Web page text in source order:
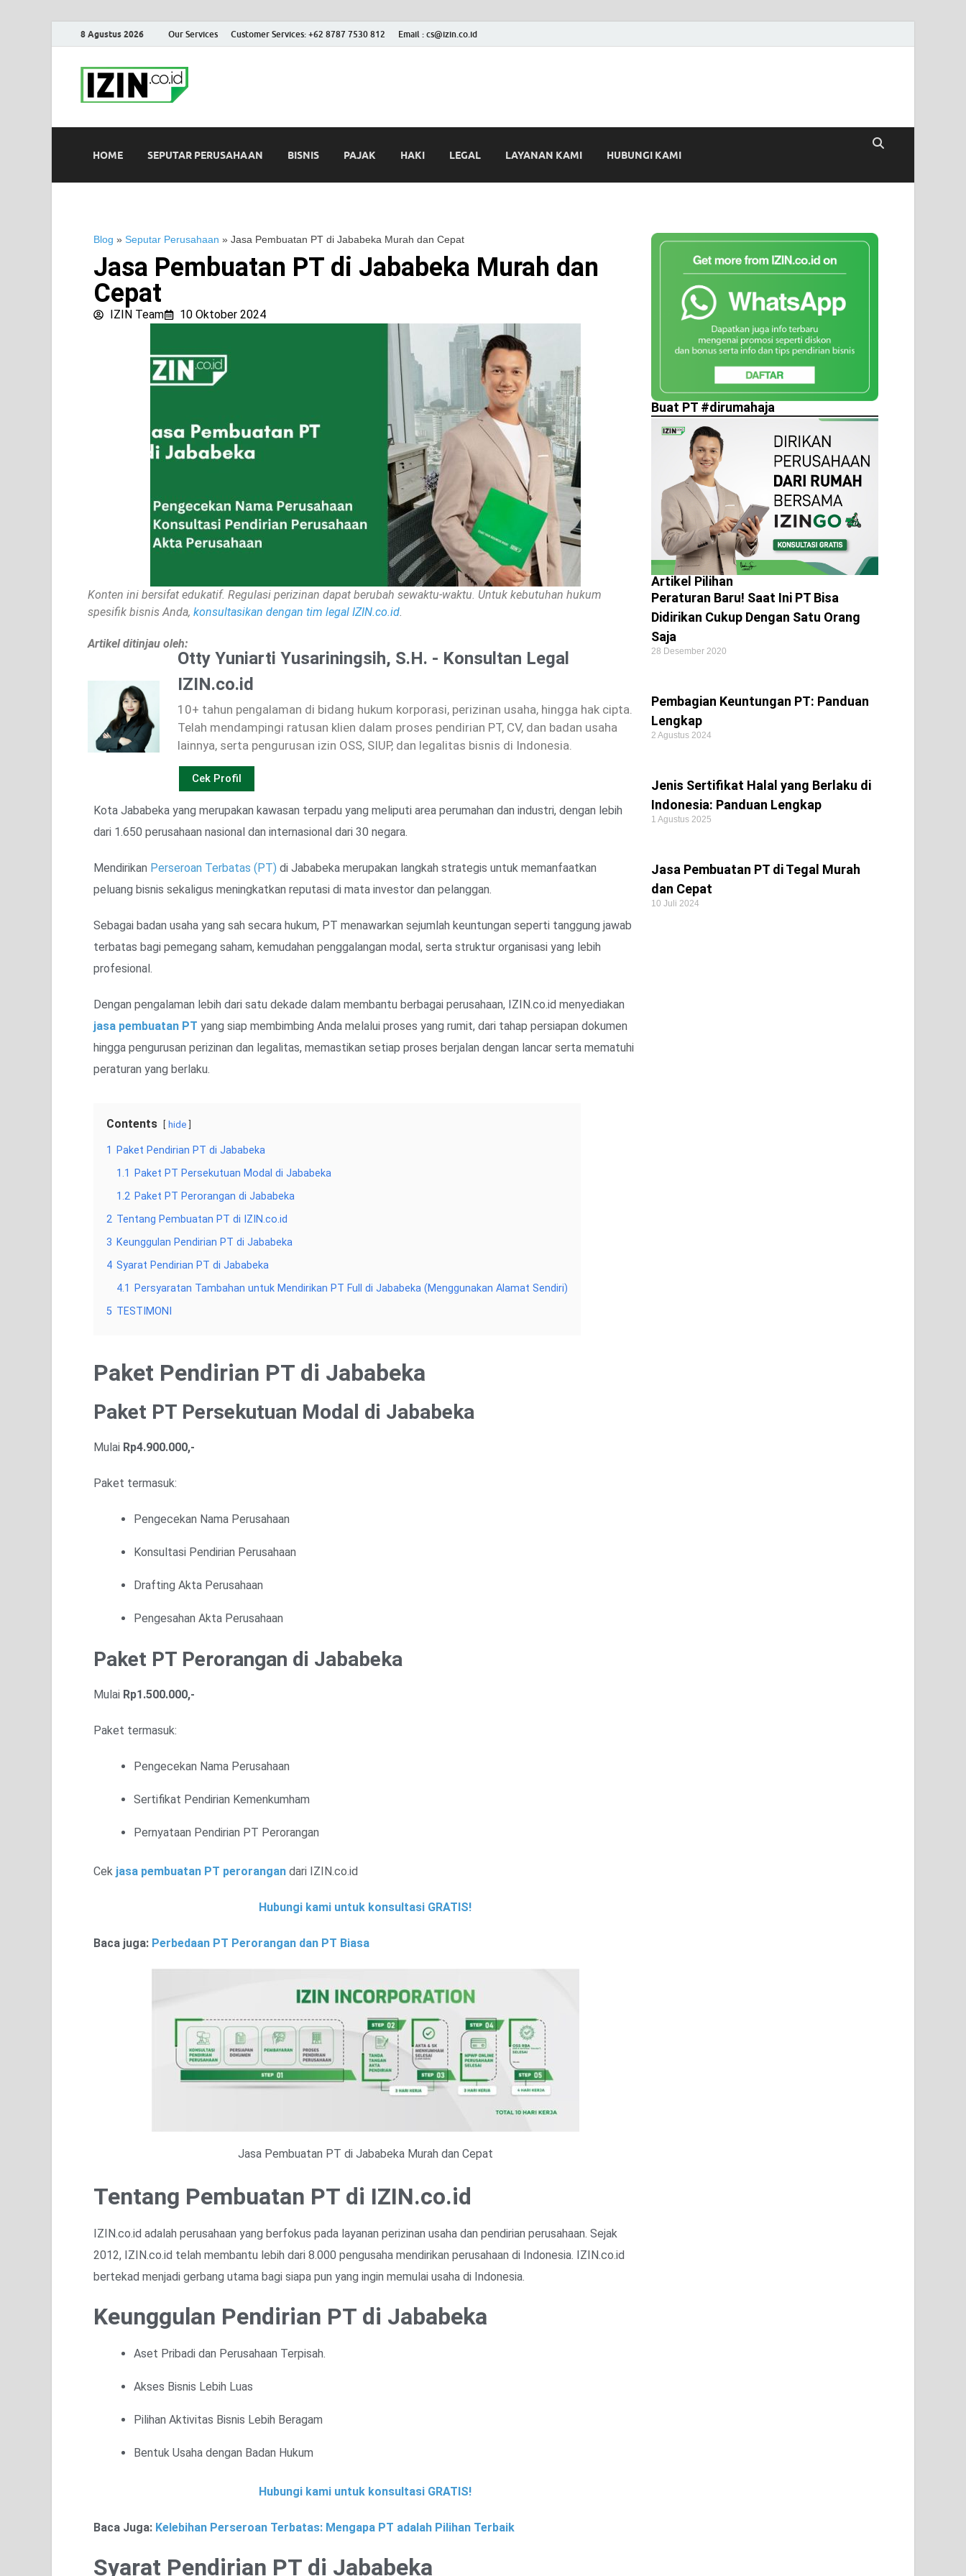
8 Agustus 2026 Our Services Customer Services: +62 8787 7530 812 Email : cs@izin.co.id
HOME SEPUTAR PERUSAHAAN BISNIS PAJAK HAKI LEGAL LAYANAN KAMI HUBUNGI KAMI
Blog » Seputar Perusahaan » Jasa Pembuatan PT di Jababeka Murah dan Cepat
Jasa Pembuatan PT di Jababeka Murah dan
Cepat
IZIN Team 10 Oktober 2024
Konten ini bersifat edukatif. Regulasi perizinan dapat berubah sewaktu-waktu. Untuk kebutuhan hukum
spesifik bisnis Anda, konsultasikan dengan tim legal IZIN.co.id.
Artikel ditinjau oleh:
Otty Yuniarti Yusariningsih, S.H. - Konsultan Legal
IZIN.co.id
10+ tahun pengalaman di bidang hukum korporasi, perizinan usaha, hingga hak cipta.
Telah mendampingi ratusan klien dalam proses pendirian PT, CV, dan badan usaha
lainnya, serta pengurusan izin OSS, SIUP, dan legalitas bisnis di Indonesia.
Cek Profil
Kota Jababeka yang merupakan kawasan terpadu yang meliputi area perumahan dan industri, dengan lebih
dari 1.650 perusahaan nasional dan internasional dari 30 negara.
Mendirikan Perseroan Terbatas (PT) di Jababeka merupakan langkah strategis untuk memanfaatkan
peluang bisnis sekaligus meningkatkan reputasi di mata investor dan pelanggan.
Sebagai badan usaha yang sah secara hukum, PT menawarkan sejumlah keuntungan seperti tanggung jawab
terbatas bagi pemegang saham, kemudahan penggalangan modal, serta struktur organisasi yang lebih
profesional.
Dengan pengalaman lebih dari satu dekade dalam membantu berbagai perusahaan, IZIN.co.id menyediakan
jasa pembuatan PT yang siap membimbing Anda melalui proses yang rumit, dari tahap persiapan dokumen
hingga pengurusan perizinan dan legalitas, memastikan setiap proses berjalan dengan lancar serta mematuhi
peraturan yang berlaku.
Contents hide
1
Paket Pendirian PT di Jababeka
1.1
Paket PT Persekutuan Modal di Jababeka
1.2 Paket PT Perorangan di Jababeka
2 Tentang Pembuatan PT di IZIN.co.id
3 Keunggulan Pendirian PT di Jababeka
4 Syarat Pendirian PT di Jababeka
4.1
Persyaratan Tambahan untuk Mendirikan PT Full di Jababeka (Menggunakan Alamat Sendiri)
5 TESTIMONI
Paket Pendirian PT di Jababeka
Paket PT Persekutuan Modal di Jababeka
Mulai Rp4.900.000,-
Paket termasuk:
Pengecekan Nama Perusahaan
Konsultasi Pendirian Perusahaan
Drafting Akta Perusahaan
Pengesahan Akta Perusahaan
Paket PT Perorangan di Jababeka
Mulai Rp1.500.000,-
Paket termasuk:
Pengecekan Nama Perusahaan
Sertifikat Pendirian Kemenkumham
Pernyataan Pendirian PT Perorangan
Cek jasa pembuatan PT perorangan dari IZIN.co.id
Hubungi kami untuk konsultasi GRATIS!
Baca juga: Perbedaan PT Perorangan dan PT Biasa
Jasa Pembuatan PT di Jababeka Murah dan Cepat
Tentang Pembuatan PT di IZIN.co.id
IZIN.co.id adalah perusahaan yang berfokus pada layanan perizinan usaha dan pendirian perusahaan. Sejak
2012, IZIN.co.id telah membantu lebih dari 8.000 pengusaha mendirikan perusahaan di Indonesia. IZIN.co.id
bertekad menjadi gerbang utama bagi siapa pun yang ingin memulai usaha di Indonesia.
Keunggulan Pendirian PT di Jababeka
Aset Pribadi dan Perusahaan Terpisah.
Akses Bisnis Lebih Luas
Pilihan Aktivitas Bisnis Lebih Beragam
Bentuk Usaha dengan Badan Hukum
Hubungi kami untuk konsultasi GRATIS!
Baca Juga: Kelebihan Perseroan Terbatas: Mengapa PT adalah Pilihan Terbaik
Syarat Pendirian PT di Jababeka
Buat PT #dirumahaja
Artikel Pilihan
Peraturan Baru! Saat Ini PT Bisa
Didirikan Cukup Dengan Satu Orang
Saja
28 Desember 2020
Pembagian Keuntungan PT: Panduan
Lengkap
2 Agustus 2024
Jenis Sertifikat Halal yang Berlaku di
Indonesia: Panduan Lengkap
1 Agustus 2025
Jasa Pembuatan PT di Tegal Murah
dan Cepat
10 Juli 2024